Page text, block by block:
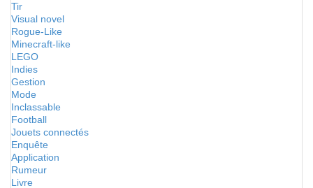
Tir
Visual novel
Rogue-Like
Minecraft-like
LEGO
Indies
Gestion
Mode
Inclassable
Football
Jouets connectés
Enquête
Application
Rumeur
Livre